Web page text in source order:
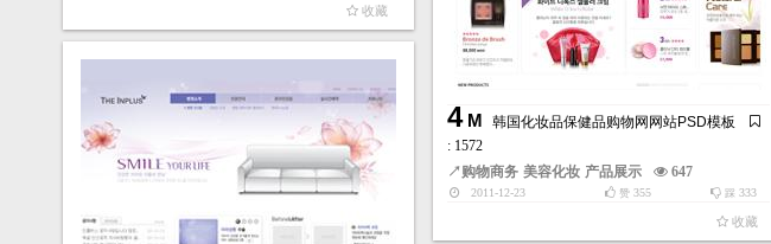
收藏
4M
韩国化妆品保健品购物网网站PSD模板
: 1572
↗购物商务 美容化妆 产品展示 647
2011-12-23 踩 333
赞355
收藏